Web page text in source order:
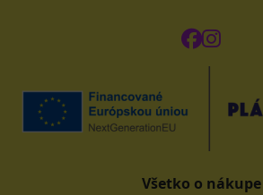
Všetko o nákupe